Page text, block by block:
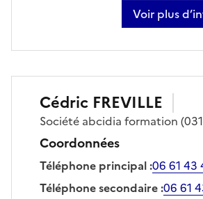
Voir plus
sur fabien
Cédric FREVILLE
Société abcidia formation
Coordonnées
Téléphone principal:06 61 43
Téléphone secondaire:06 61